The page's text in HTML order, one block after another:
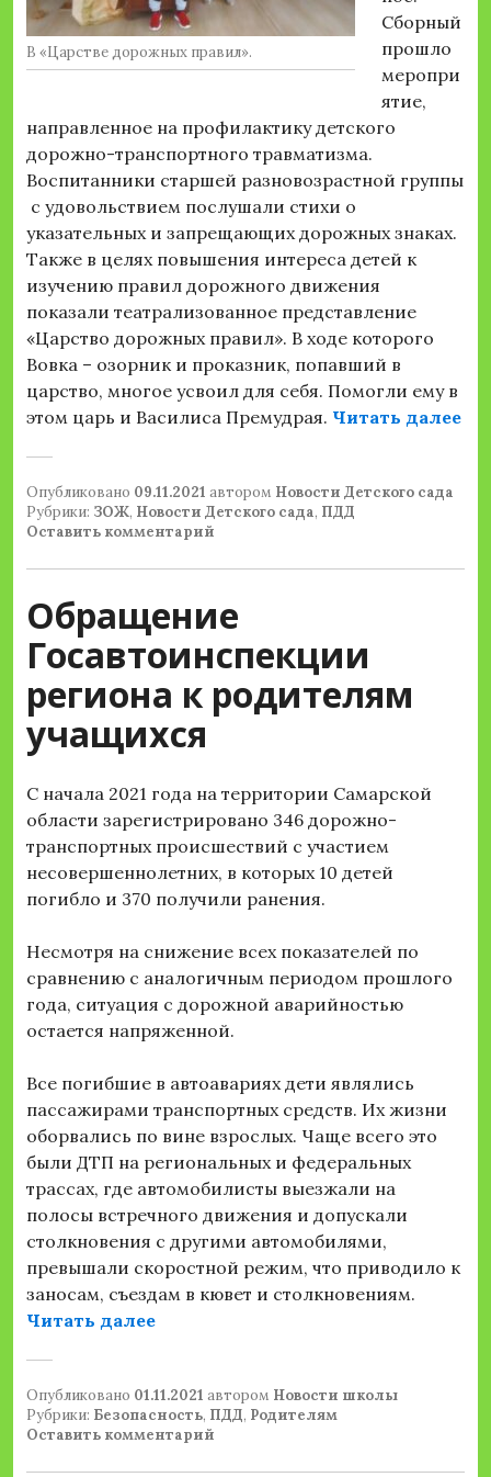
В «Царстве дорожных правил».
Сборный
прошло
меропри
ятие,
направленное на профилактику детского
дорожно-транспортного травматизма.
Воспитанники старшей разновозрастной группы
с удовольствием послушали стихи о
указательных и запрещающих дорожных знаках.
Также в целях повышения интереса детей к
изучению правил дорожного движения
показали театрализованное представление
«Царство дорожных правил». В ходе которого
Вовка – озорник и проказник, попавший в
царство, многое усвоил для себя. Помогли ему в
этом царь и Василиса Премудрая. Читать далее
Опубликовано 09.11.2021 автором Новости Детского сада
Рубрики: ЗОЖ, Новости Детского сада, ПДД
Оставить комментарий
Обращение
Госавтоинспекции
региона к родителям
учащихся
С начала 2021 года на территории Самарской
области зарегистрировано 346 дорожно-
транспортных происшествий с участием
несовершеннолетних, в которых 10 детей
погибло и 370 получили ранения.
Несмотря на снижение всех показателей по
сравнению с аналогичным периодом прошлого
года, ситуация с дорожной аварийностью
остается напряженной.
Все погибшие в автоавариях дети являлись
пассажирами транспортных средств. Их жизни
оборвались по вине взрослых. Чаще всего это
были ДТП на региональных и федеральных
трассах, где автомобилисты выезжали на
полосы встречного движения и допускали
столкновения с другими автомобилями,
превышали скоростной режим, что приводило к
заносам, съездам в кювет и столкновениям.
Читать далее«Обращение Госавтоинспекции
Опубликовано 01.11.2021 автором Новости школы
Рубрики: Безопасность, ПДД, Родителям
Оставить комментарий